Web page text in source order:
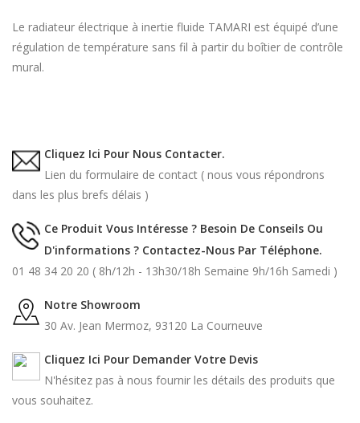
Le radiateur électrique à inertie fluide TAMARI est équipé d’une
régulation de température sans fil à partir du boîtier de contrôle
mural.
Cliquez Ici Pour Nous Contacter.
Lien du formulaire de contact ( nous vous répondrons
dans les plus brefs délais )
Ce Produit Vous Intéresse ? Besoin De Conseils Ou
D'informations ? Contactez-Nous Par Téléphone.
01 48 34 20 20 ( 8h/12h - 13h30/18h Semaine 9h/16h Samedi )
Notre Showroom
30 Av. Jean Mermoz, 93120 La Courneuve
Cliquez Ici Pour Demander Votre Devis
N'hésitez pas à nous fournir les détails des produits que
vous souhaitez.